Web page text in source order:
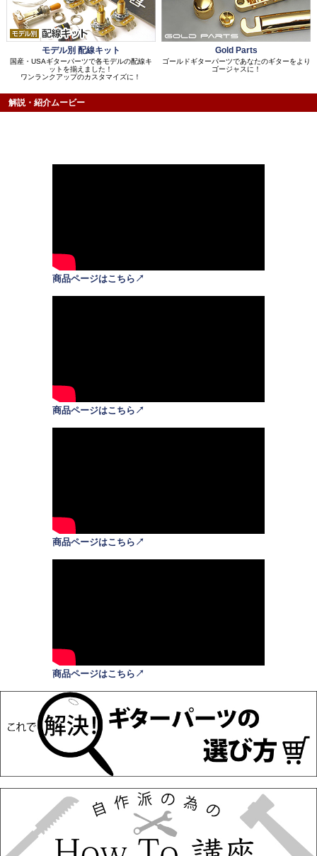
モデル別 配線キット
国産・USAギターパーツで各モデルの配線キ
ットを揃えました！
ワンランクアップのカスタマイズに！
Gold Parts
ゴールドギターパーツであなたのギターをより
ゴージャスに！
解説・紹介ムービー
商品ページはこちら↗
商品ページはこちら↗
商品ページはこちら↗
商品ページはこちら↗